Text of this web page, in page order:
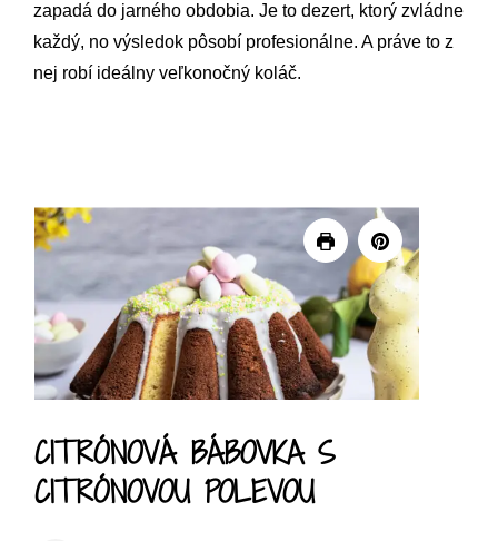
zapadá do jarného obdobia. Je to dezert, ktorý zvládne
každý, no výsledok pôsobí profesionálne. A práve to z
nej robí ideálny veľkonočný koláč.
CITRÓNOVÁ BÁBOVKA S
CITRÓNOVOU POLEVOU